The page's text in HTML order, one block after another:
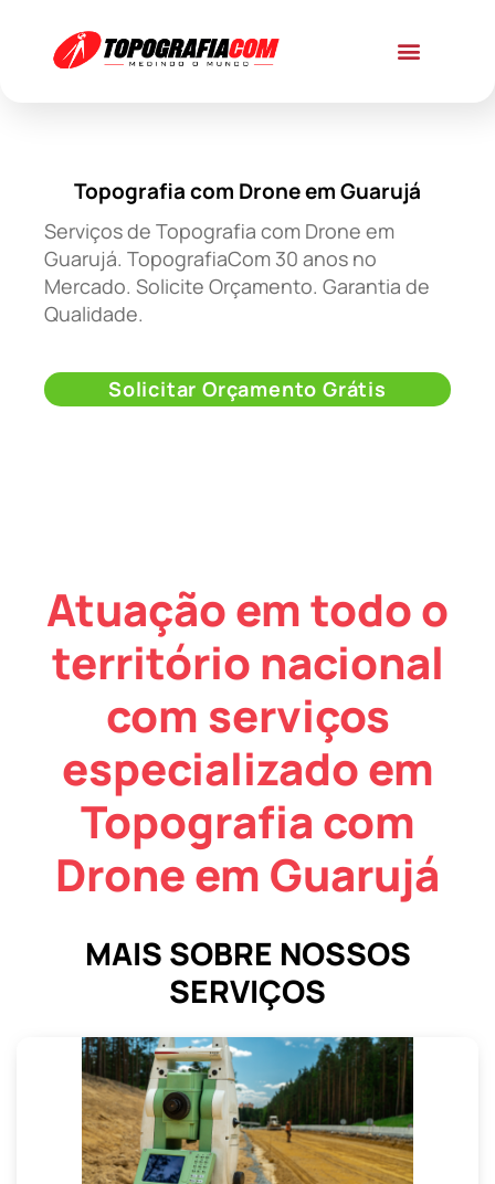
Topografia com Drone em Guarujá
Serviços de Topografia com Drone em
Guarujá. TopografiaCom 30 anos no
Mercado. Solicite Orçamento. Garantia de
Qualidade.
Solicitar Orçamento Grátis
Atuação em todo o
território nacional
com serviços
especializado em
Topografia com
Drone em Guarujá
MAIS SOBRE NOSSOS
SERVIÇOS